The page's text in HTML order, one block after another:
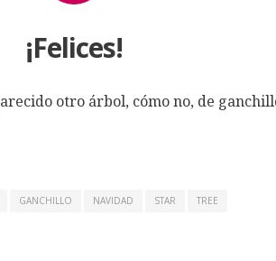
¡Felices!
otro árbol, cómo no, de
GANCHILLO NAVIDAD STAR TREE